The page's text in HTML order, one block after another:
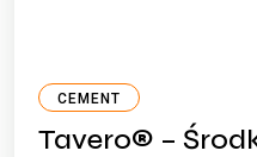
CEMENT
Tavero® –